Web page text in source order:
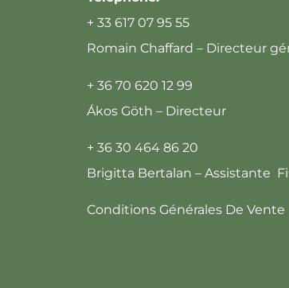
+ 33 617 07 95 55
Romain Chaffard – Directeur
+ 36 70 620 12 99
Ákos Göth – Directeur
+ 36 30 464 86 20
Brigitta Bertalan – Assistante
Conditions Générales De Vente